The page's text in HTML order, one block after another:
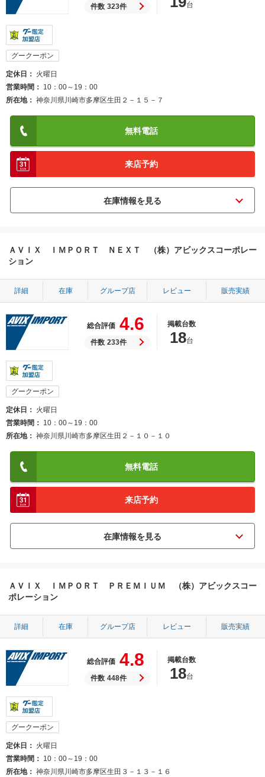
件数 323件 台
グークーポン
定休日
火曜日
営業時間
10：00～19：00
所在地
神奈川県川崎市多摩区生田２－１５－７
無料電話
来店予約
ＡＶＩＸ ＩＭＰＯＲＴ ＮＥＸＴ （株）アビックスコーポレー
ション
詳細 在庫 グループ店 レビュー 販売実績
総合評価 4.6
件数 233件
掲載台数
18台
グークーポン
定休日
火曜日
営業時間
10：00～19：00
所在地
神奈川県川崎市多摩区生田２－１０－１０
無料電話
来店予約
ＡＶＩＸ ＩＭＰＯＲＴ ＰＲＥＭＩＵＭ （株）アビックスコー
ポレーション
詳細 在庫 グループ店 レビュー 販売実績
総合評価 4.8
件数 448件
掲載台数
18台
グークーポン
定休日
火曜日
営業時間
10：00～19：00
所在地
神奈川県川崎市多摩区生田３－１３－１６